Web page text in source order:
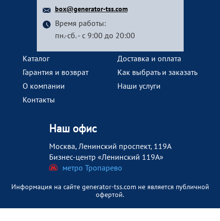
box@generator-tss.com
Время работы:
пн.-сб. - с 9:00 до 20:00
Каталог
Доставка и оплата
Гарантия и возврат
Как выбрать и заказать
О компании
Наши услуги
Контакты
Наш офис
Москва, Ленинский проспект, 119А
Бизнес-центр «Ленинский 119А»
метро Тропарево
Информация на сайте generator-tss.com не является публичной
офертой.